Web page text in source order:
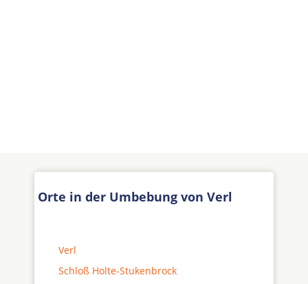
Orte in der Umbebung von Verl
Verl
Schloß Holte-Stukenbrock